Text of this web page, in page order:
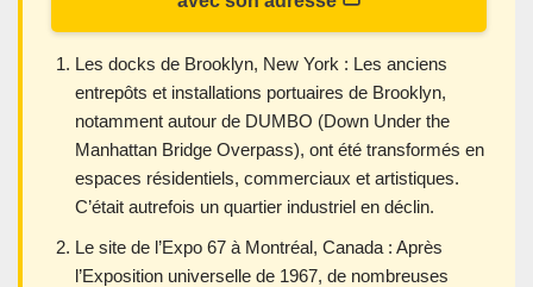
Les docks de Brooklyn, New York : Les anciens
entrepôts et installations portuaires de Brooklyn,
notamment autour de DUMBO (Down Under the
Manhattan Bridge Overpass), ont été transformés en
espaces résidentiels, commerciaux et artistiques.
C’était autrefois un quartier industriel en déclin.
Le site de l’Expo 67 à Montréal, Canada : Après
l’Exposition universelle de 1967, de nombreuses